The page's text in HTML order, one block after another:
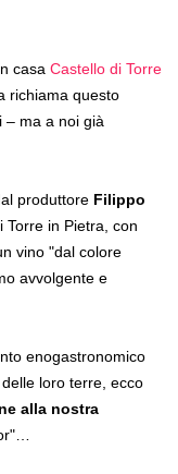
casa Castello di Torre
richiama questo
– ma a noi già
produttore Filippo
Torre in Pietra, con
vino "dal colore
avvolgente e
enogastronomico
loro terre, ecco
alla nostra